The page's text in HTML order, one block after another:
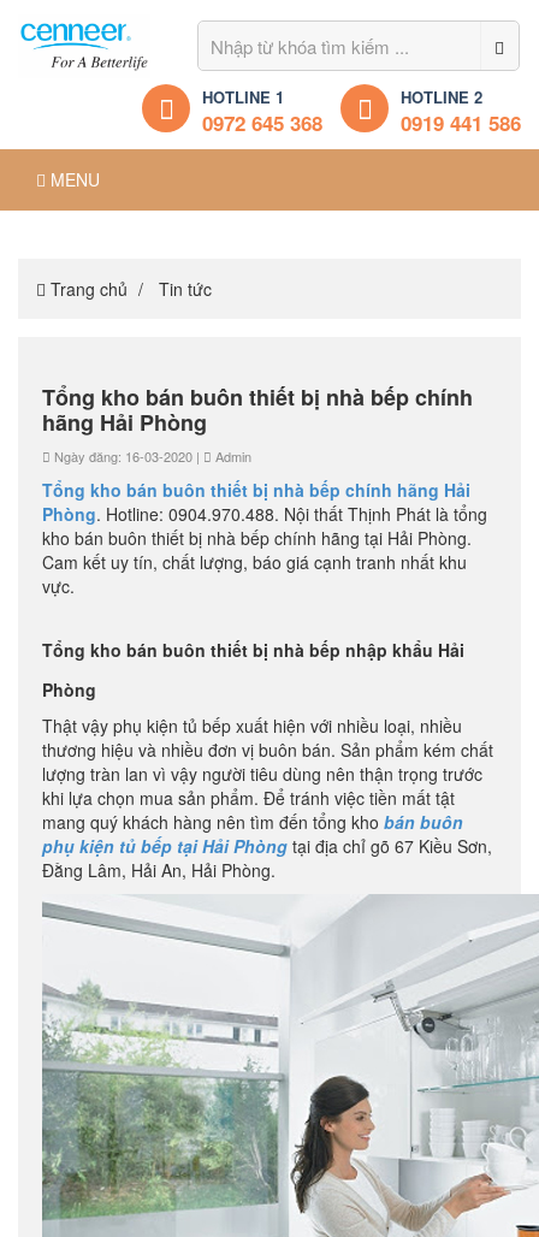
HOTLINE 1
0972 645 368
HOTLINE 2
0919 441 586
MENU
Trang chủ Tin tức
Tổng kho bán buôn thiết bị nhà bếp chính
hãng Hải Phòng
Ngày đăng: 16-03-2020 | Admin
Tổng kho bán buôn thiết bị nhà bếp chính hãng Hải
Phòng. Hotline: 0904.970.488. Nội thất Thịnh Phát là tổng
kho bán buôn thiết bị nhà bếp chính hãng tại Hải Phòng.
Cam kết uy tín, chất lượng, báo giá cạnh tranh nhất khu
vực.
Tổng kho bán buôn thiết bị nhà bếp nhập khẩu Hải
Phòng
Thật vậy phụ kiện tủ bếp xuất hiện với nhiều loại, nhiều
thương hiệu và nhiều đơn vị buôn bán. Sản phẩm kém chất
lượng tràn lan vì vậy người tiêu dùng nên thận trọng trước
khi lựa chọn mua sản phẩm. Để tránh việc tiền mất tật
mang quý khách hàng nên tìm đến tổng kho bán buôn
phụ kiện tủ bếp tại Hải Phòng tại địa chỉ gõ 67 Kiều Sơn,
Đằng Lâm, Hải An, Hải Phòng.